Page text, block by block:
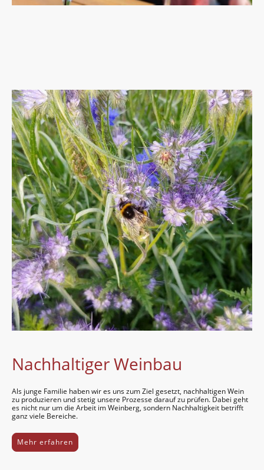
Nachhaltiger Weinbau
Als junge Familie haben wir es uns zum Ziel gesetzt, nach­halti­gen Wein
zu produ­zieren und stetig unsere Prozesse darauf zu prüfen. Dabei geht
es nicht nur um die Arbeit im Wein­berg, sondern Nach­haltig­keit betrifft
ganz viele Bereiche.
Mehr erfahren